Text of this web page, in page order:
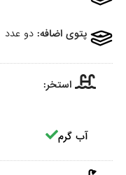
پتوی اضافه: دو عدد
استخر:
آب گرم